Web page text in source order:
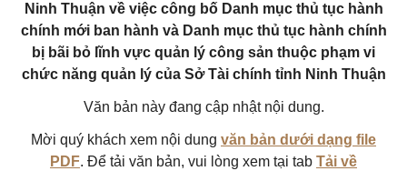
Ninh Thuận về việc công bố Danh mục thủ tục hành
chính mới ban hành và Danh mục thủ tục hành chính
bị bãi bỏ lĩnh vực quản lý công sản thuộc phạm vi
chức năng quản lý của Sở Tài chính tỉnh Ninh Thuận
Văn bản này đang cập nhật nội dung.
Mời quý khách xem nội dung văn bản dưới dạng file
PDF. Để tải văn bản, vui lòng xem tại tab Tải về